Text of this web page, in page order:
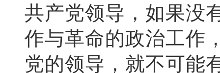
共产党领导，如果没
作与革命的政治工作
党的领导，就不可能